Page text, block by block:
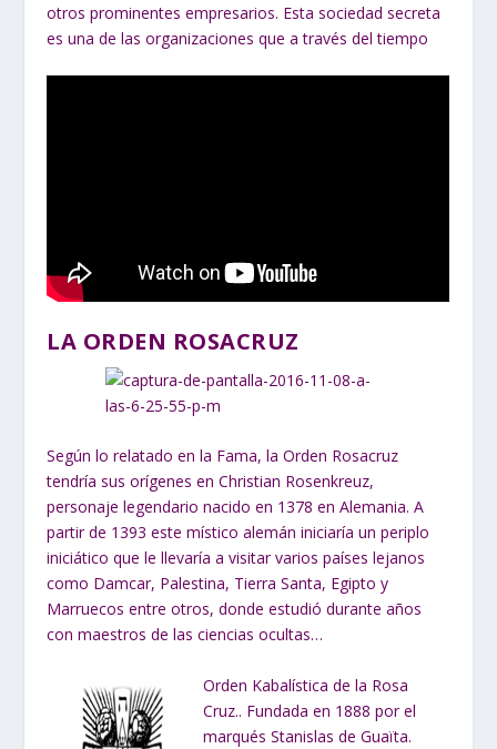
otros prominentes empresarios. Esta sociedad secreta
es una de las organizaciones que a través del tiempo
LA ORDEN ROSACRUZ
Según lo relatado en la Fama, la Orden Rosacruz
tendría sus orígenes en Christian Rosenkreuz,
personaje legendario nacido en 1378 en Alemania. A
partir de 1393 este místico alemán iniciaría un periplo
iniciático que le llevaría a visitar varios países lejanos
como Damcar, Palestina, Tierra Santa, Egipto y
Marruecos entre otros, donde estudió durante años
con maestros de las ciencias ocultas…
Orden Kabalística de la Rosa
Cruz.. Fundada en 1888 por el
marqués Stanislas de Guaïta.